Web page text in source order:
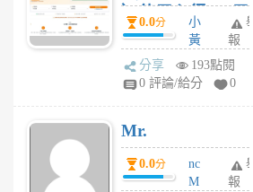
）使用心得 — 民
間貸款比較平台
體驗
0.0分
小
黃
蜂
1
舉
報
分享
193點閱
0 評論/給分
0
Mr.
0.0分
nc
M
舉
報